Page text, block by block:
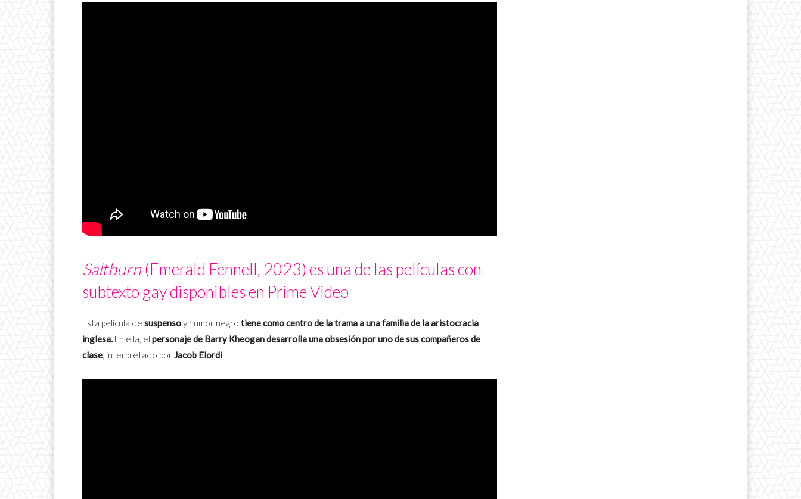
Saltburn(Emerald Fennell, 2023) es una de las películas con
subtexto gay disponibles en Prime Video
Esta película de suspensoy humor negro tiene como centro de la trama a una familia de la aristocracia
inglesa. En ella, el personaje de Barry Kheogan desarrolla una obsesión por uno de sus compañeros de
clase, interpretado porJacob Elordi.